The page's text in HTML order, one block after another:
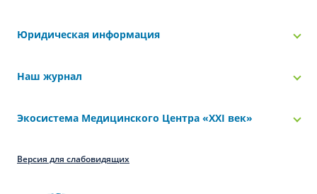
Юридическая информация
Наш журнал
Экосистема Медицинского Центра «‎XXI век»
Версия для слабовидящих